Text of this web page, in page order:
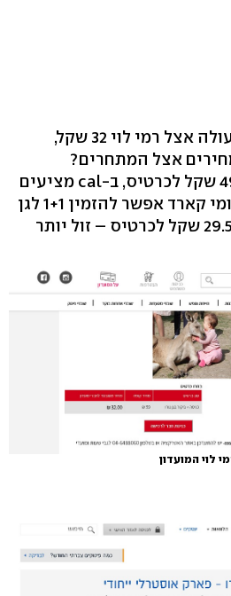
כרטיס כניסה לגן גורו עולה אצל רמי לוי 32 שקל,
המחירים אצל המתחרים?
בקופונופש יש מבצע: 49 שקל לכרטיס, ב-cal מציעים
כרטיס ב-45 שקל ובלאומי קארד אפשר להזמין 1+1 לגן
גורו ב-59 שקל, כלומר: 29.5 שקל לכרטיס – זול יותר